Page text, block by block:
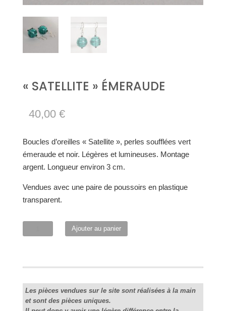
« SATELLITE » ÉMERAUDE
40,00 €
Boucles d’oreilles « Satellite », perles soufflées vert
émeraude et noir. Légères et lumineuses. Montage
argent. Longueur environ 3 cm.
Vendues avec une paire de poussoirs en plastique
transparent.
émeraude
Ajouter au panier
Les pièces vendues sur le site sont réalisées à la main
et sont des pièces uniques.